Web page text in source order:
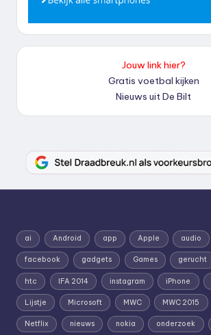
Jouw link hier?
Gratis voetbal kijken
Nieuws uit De Bilt
ai Android app Apple audio
facebook gadgets Games gerucht
htc IFA 2014 instagram iPhone
Lijstje Microsoft MWC MWC 2015
Netflix nieuws nokia onderzoek